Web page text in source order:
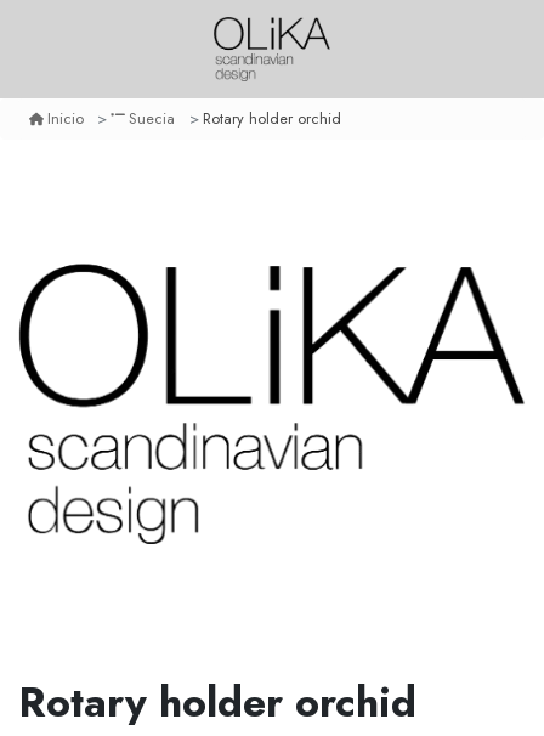
Inicio Suecia Rotary holder orchid
Rotary holder orchid